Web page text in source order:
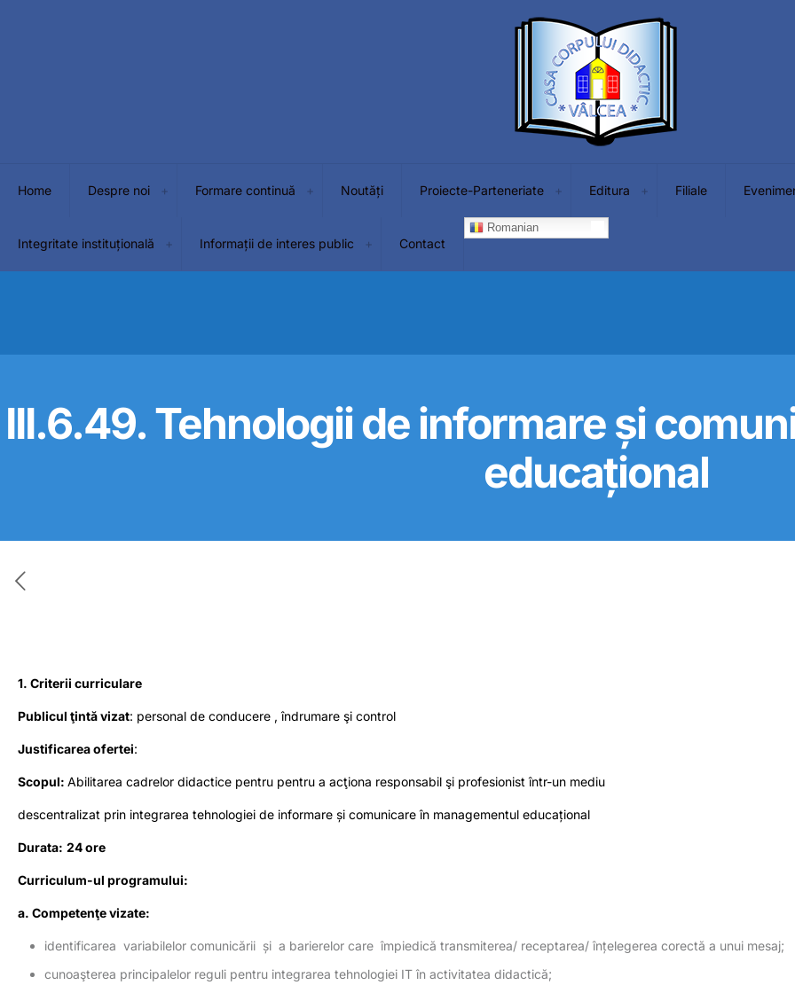
Home Despre noi Formare continuă Noutăți Proiecte-Parteneriate Editura Filiale
Integritate instituțională Informații de interes public Contact
Romanian
III.6.49. Tehnologii de informare și
educațional
1. Criterii curriculare
Publicul ţintă vizat: personal de conducere , îndrumare şi control
Justificarea ofertei:
Scopul: Abilitarea cadrelor didactice pentru pentru a acţiona responsabil şi profesionist într-un mediu
descentralizat prin integrarea tehnologiei de informare și comunicare în managementul educațional
Durata: 24 ore
Curriculum-ul programului:
a. Competenţe vizate:
identificarea variabilelor comunicării și a barierelor care împiedică transmiterea/ receptarea/ înțelegerea corectă a unui mesaj;
cunoaşterea principalelor reguli pentru integrarea tehnologiei IT în activitatea didactică;